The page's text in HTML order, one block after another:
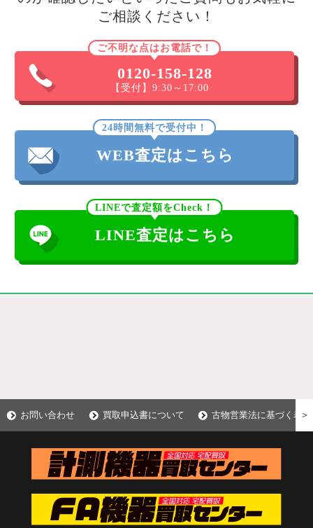
ご相談ください！
ご不明な点はお電話で！
0120-158-128
【受付】9:30～17:00
24時間無料で受付中！
WEB査定はこちら
LINEで査定額をCheck！
LINE査定はこちら
お問い合わせ 買取申込書について 古物営業法に基づく表示
＞